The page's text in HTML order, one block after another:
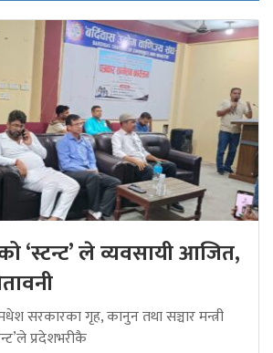
‘स्टन्ट’ ले व्यवसायी आजित,
सरकारका गृह, कानुन तथा सञ्चार मन्त्री
प्रदेशभरीकै